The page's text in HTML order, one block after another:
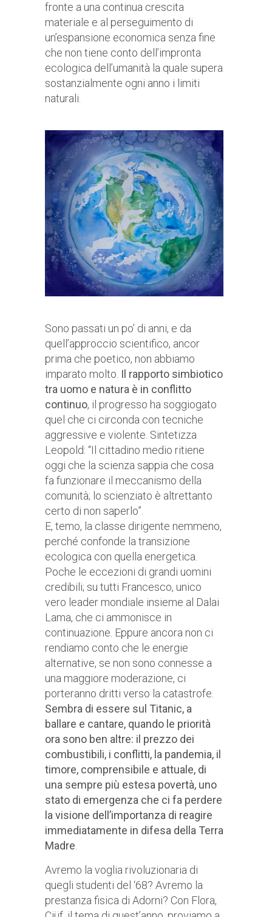
fronte a una continua crescita
materiale e al perseguimento di
un’espansione economica senza fine
che non tiene conto dell’impronta
ecologica dell’umanità la quale supera
sostanzialmente ogni anno i limiti
naturali.
Sono passati un po’ di anni, e da
quell’approccio scientifico, ancor
prima che poetico, non abbiamo
imparato molto. Il rapporto simbiotico
tra uomo e natura è in conflitto
continuo, il progresso ha soggiogato
quel che ci circonda con tecniche
aggressive e violente. Sintetizza
Leopold: “Il cittadino medio ritiene
oggi che la scienza sappia che cosa
fa funzionare il meccanismo della
comunità; lo scienziato è altrettanto
certo di non saperlo”.
E, temo, la classe dirigente nemmeno,
perché confonde la transizione
ecologica con quella energetica.
Poche le eccezioni di grandi uomini
credibili; su tutti Francesco, unico
vero leader mondiale insieme al Dalai
Lama, che ci ammonisce in
continuazione. Eppure ancora non ci
rendiamo conto che le energie
alternative, se non sono connesse a
una maggiore moderazione, ci
porteranno dritti verso la catastrofe.
Sembra di essere sul Titanic, a
ballare e cantare, quando le priorità
ora sono ben altre: il prezzo dei
combustibili, i conflitti, la pandemia, il
timore, comprensibile e attuale, di
una sempre più estesa povertà, uno
stato di emergenza che ci fa perdere
la visione dell’importanza di reagire
immediatamente in difesa della Terra
Madre.
Avremo la voglia rivoluzionaria di
quegli studenti del ‘68? Avremo la
prestanza fisica di Adorni? Con Flora,